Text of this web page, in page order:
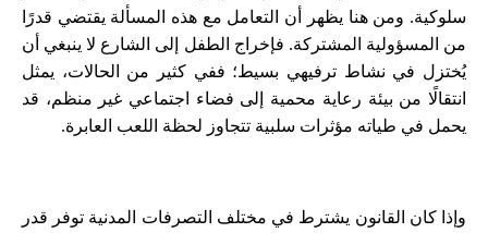
سلوكية. ومن هنا يظهر أن التعامل مع هذه المسألة يقتضي قدرًا
من المسؤولية المشتركة. فإخراج الطفل إلى الشارع لا ينبغي أن
يُختزل في نشاط ترفيهي بسيط؛ ففي كثير من الحالات، يمثل
انتقالًا من بيئة رعاية محمية إلى فضاء اجتماعي غير منظم، قد
يحمل في طياته مؤثرات سلبية تتجاوز لحظة اللعب العابرة.
وإذا كان القانون يشترط في مختلف التصرفات المدنية توفر قدر